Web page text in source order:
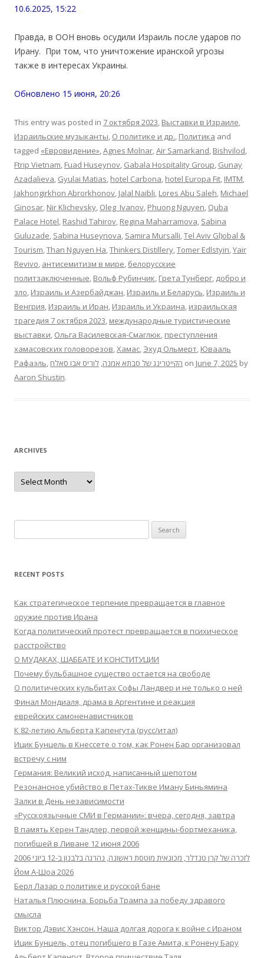
10.6.2025, 15:22
Правда, в ООН вновь осудили Израиль после ударов по
Ирану. При том, что уничтожение иранской угрозы
также в интересах Украины.
Обновлено 15 июня, 20:26
This entry was posted in 7 октября 2023, Выставки в Израиле,
Израильские музыканты, О политике и др., Политика and
tagged «Евровидение»,Agnes Molnar,Air Samarkand, Bishvilod,
Ftrip Vietnam, Fuad Huseynov, Gabala Hospitality Group, Gunay
Azadalieva, Gyulai Matias, hotel Carbona, hotel Europa Fit, IMTM,
Jakhongirkhon Abrorkhonov, Jalal Naibli, Lores Abu Saleh, Michael
Ginosar, Nir Klichevsky, Oleg Ivanov, Phuong Nguyen, Quba
Palace Hotel, Rashid Tahirov, Regina Maharramova, Sabina
Guluzade, Sabina Huseynova, Samira Mursalli,Tel Aviv Gl)obal &
Tourism,Than Nguyen Ha,Thinkers Distillery,Tomer Edlstyin,Yair
Revivo, антисемитизм в мире, белорусские
политзаключенные, Вольф Рубинчик, Грета Тунберг, добро и
зло, Израиль и Азербайджан, Израиль и Беларусь, Израиль и
Венгрия, Израиль и Иран, Израиль и Украина, израильская
трагедия 7 октября 2023, международные туристические
выставки, Ольга Василевская-Смаглюк, преступления
хамасовских головорезов,Хамас, Эхуд Ольмерт, Ювааль
Рафаэль, הקייטרינג של סבתא אמנה, לוריס אבו סאלח on June 7, 2025 by
Aaron Shustin.
ARCHIVES
Archives
for:
RECENT POSTS
Как стратегическое терпение превращается в главное
оружие против Ирана
Когда политический протест превращается в психическое
расстройство
О МУДАКАХ, ШАББАТЕ И КОНСТИТУЦИИ
Почему бульбашное существо остается на свободе
О политических кульбитах Софы Ландвер и не только о ней
Финал Мондиаля, драма в Аргентине и реакция
еврейских самоненавистников
К 82-летию Альберта Капенгута (русс/итал)
Ицик Бунцель в Кнессете о том, как Ронен Бар организовал
встречу с ним
Германия: Великий исход, написанный шепотом
Резонансное убийство в Петах-Тикве Иману Биньямина
Залки в День независимости
«Русскоязычные СМИ в Германии»: вчера, сегодня, завтра
В память Керен Тандлер, первой женщины-бортмеханика,
погибшей в Ливане 12 июня 2006
לזכרה של קרן טנדלר, מכונאית מוטסת ראשונה, נהרגה בלבנון ב-12 ביוני 2006
Йом А-Шоа 2026
Берл Лазар о политике и русской бане
Наталья Плюснина. Борьба Трампа за победу здравого
смысла
Виктор Дэвис Хэнсон. Наша долгая дорога к войне с Ираном
Ицик Бунцель, отец погибшего в Газе Амита, к Ронену Бару